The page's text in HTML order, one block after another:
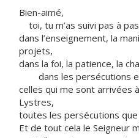
Bien-aimé,
toi, tu m’as suivi pas à pas
dans l’enseignement, la
projets,
dans la foi, la patience, la
dans les persécutions
celles qui me sont arrivées
Lystres,
toutes les persécutions que
Et de tout cela le Seigneur